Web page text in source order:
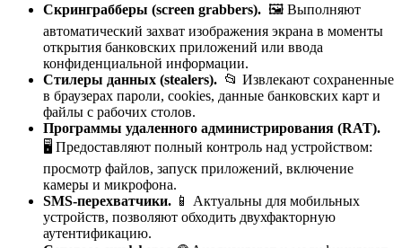
Скринграбберы (screen grabbers). 🖼️ Выполняют
автоматический захват изображения экрана в моменты
открытия банковских приложений или ввода
конфиденциальной информации.
Стилеры данных (stealers). 📂 Извлекают сохраненные
в браузерах пароли, cookies, данные банковских карт и
файлы с рабочих столов.
Программы удаленного администрирования (RAT).
🖥️ Предоставляют полный контроль над устройством:
просмотр файлов, запуск приложений, включение
камеры и микрофона.
SMS-перехватчики. 📱 Актуальны для мобильных
устройств, позволяют обходить двухфакторную
аутентификацию.